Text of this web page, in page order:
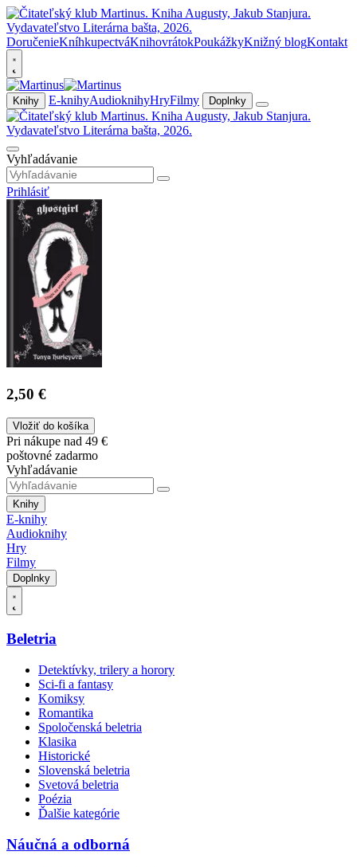
DoručenieKníhkupectváKnihovrátokPoukážkyKnižný blogKontakt
Knihy E-knihyAudioknihyHryFilmy Doplnky
Vyhľadávanie
Prihlásiť
2,50 €
Vložiť do košíka
Pri nákupe nad 49 €
poštovné zadarmo
Vyhľadávanie
Knihy
E-knihy
Audioknihy
Hry
Filmy
Doplnky
Beletria
Detektívky, trilery a horory
Sci-fi a fantasy
Komiksy
Romantika
Spoločenská beletria
Klasika
Historické
Slovenská beletria
Svetová beletria
Poézia
Ďalšie kategórie
Náučná a odborná